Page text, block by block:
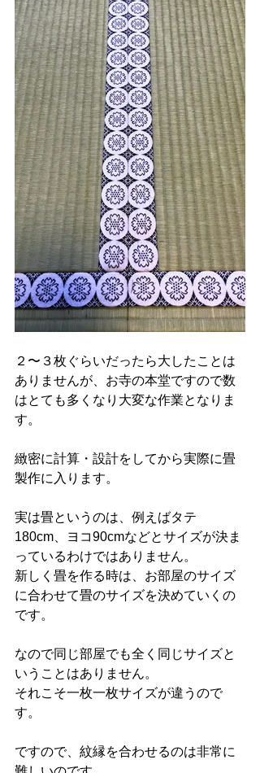
２〜３枚ぐらいだったら大したことは
ありませんが、お寺の本堂ですので数
はとても多くなり大変な作業となりま
す。
緻密に計算・設計をしてから実際に畳
製作に入ります。
実は畳というのは、例えばタテ
180cm、ヨコ90cmなどとサイズが決ま
っているわけではありません。
新しく畳を作る時は、お部屋のサイズ
に合わせて畳のサイズを決めていくの
です。
なので同じ部屋でも全く同じサイズと
いうことはありません。
それこそ一枚一枚サイズが違うので
す。
ですので、紋縁を合わせるのは非常に